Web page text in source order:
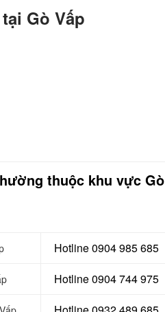
Gò Vấp
thuộc khu vực Gò
Hotline 0904 985 685
Hotline 0904 744 975